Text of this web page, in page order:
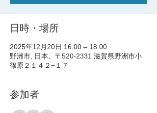
日時・場所
2025年12月20日 16:00 – 18:00
野洲市, 日本、〒520-2331 滋賀県野洲市小
篠原２１４２−１７
参加者